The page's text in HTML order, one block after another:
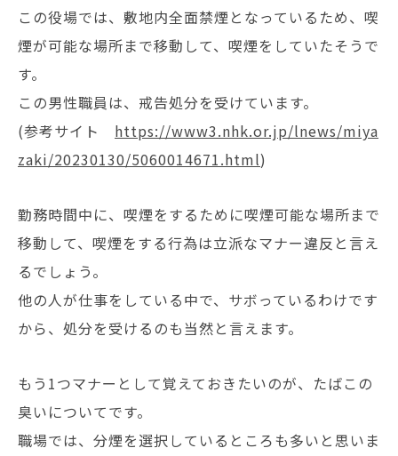
この役場では、敷地内全面禁煙となっているため、喫
煙が可能な場所まで移動して、喫煙をしていたそうで
す。
この男性職員は、戒告処分を受けています。
(参考サイト https://www3.nhk.or.jp/lnews/miya
zaki/20230130/5060014671.html)
勤務時間中に、喫煙をするために喫煙可能な場所まで
移動して、喫煙をする行為は立派なマナー違反と言え
るでしょう。
他の人が仕事をしている中で、サボっているわけです
から、処分を受けるのも当然と言えます。
もう1つマナーとして覚えておきたいのが、たばこの
臭いについてです。
職場では、分煙を選択しているところも多いと思いま